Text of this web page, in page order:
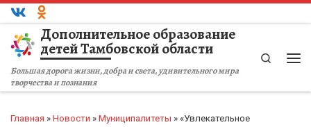
Перейти к содержимому
Дополнительное образование
детей Тамбовской области
Большая дорога жизни, добра и света, удивительного мира
творчества и познания
Search
Главная » Новости » Муниципалитеты » «Увлекательное